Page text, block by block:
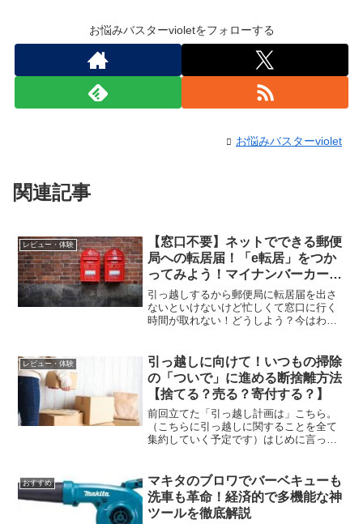
お悩みバスターvioletをフォローする
お悩みバスターviolet
関連記事
レビュー・体験
【窓口不要】ネットでできる郵便
局への転居届！「e転居」をつか
ってみよう！マイナンバーカード
が便利！
引っ越しするから郵便局に転居届を出さ
ないといけないけど忙しくて窓口に行く
時間が取れない！どうしよう？今はわざ
げるわ！これなら郵便局の営業外の時間
でも大丈夫だからお仕事終...
レビュー・体験
引っ越しに向けて！いつもの掃除
の「ついで」に進める断捨離方法
【捨てる？売る？寄付する？】
前回立てた「引っ越し計画は」こちら。
（こちらに引っ越しに関することを全て
集約していく予定です）はじめに言って
に引っ越そうかと考えている人にはおす
すめです。よし！まずは引...
おすすめ
マキタのブロワでバーベキューも
洗車も革命！経済的で多機能な神
ツールを徹底解説